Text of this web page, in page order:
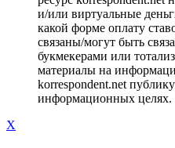
и/или виртуальные
какой форме оплату
связаны/могут быть
букмекерами или
материалы на
korrespondent.net
информационных целях.
X